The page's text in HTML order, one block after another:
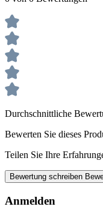
Durchschnittliche
Bewerten Sie dieses
Teilen Sie Ihre
Bewertung schreiben
Anmelden